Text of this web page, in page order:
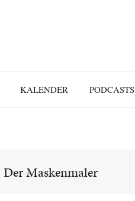
KALENDER PODCASTS
Der Maskenmaler